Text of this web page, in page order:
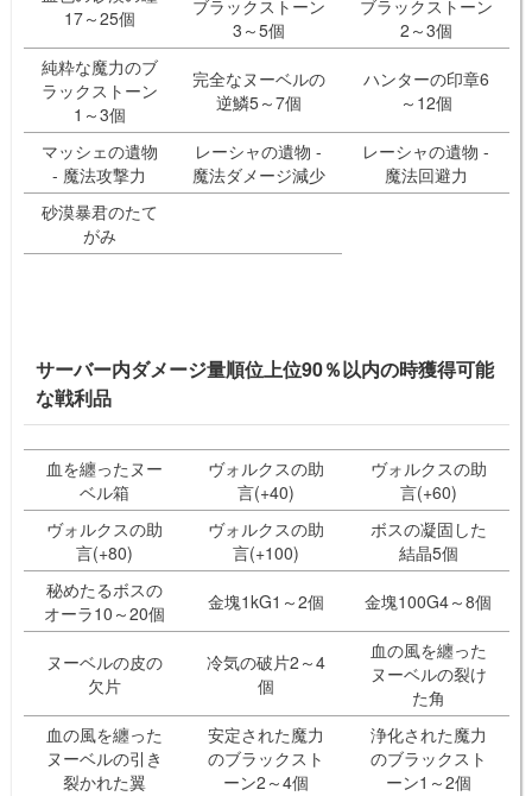
17～25個
ブラックストーン
3～5個
ブラックストーン
2～3個
純粋な魔力のブ
ラックストーン
1～3個
完全なヌーベルの
逆鱗5～7個
ハンターの印章6
～12個
マッシェの遺物
- 魔法攻撃力
レーシャの遺物 -
魔法ダメージ減少
レーシャの遺物 -
魔法回避力
砂漠暴君のたて
がみ
サーバー内ダメージ量順位上位90％以内の時獲得可能
な戦利品
血を纏ったヌー
ベル箱
ヴォルクスの助
言(+40)
ヴォルクスの助
言(+60)
ヴォルクスの助
言(+80)
ヴォルクスの助
言(+100)
ボスの凝固した
結晶5個
秘めたるボスの
オーラ10～20個
金塊1kG1～2個 金塊100G4～8個
ヌーベルの皮の
欠片
冷気の破片2～4
個
血の風を纏った
ヌーベルの裂け
た角
血の風を纏った
ヌーベルの引き
裂かれた翼
安定された魔力
のブラックスト
ーン2～4個
浄化された魔力
のブラックスト
ーン1～2個